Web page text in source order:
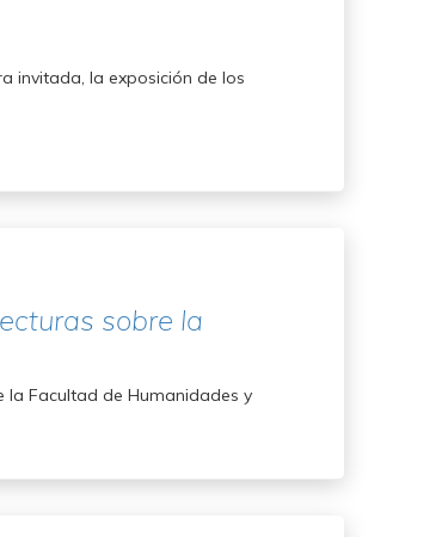
invitada, la exposición de los
sobre la
la Facultad de Humanidades y